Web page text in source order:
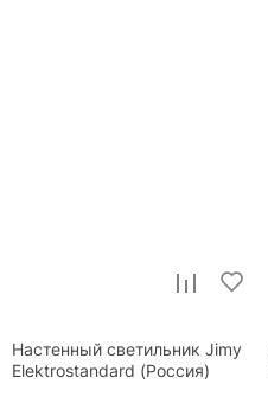
Настенный светильник Jimy
Elektrostandard (Россия)